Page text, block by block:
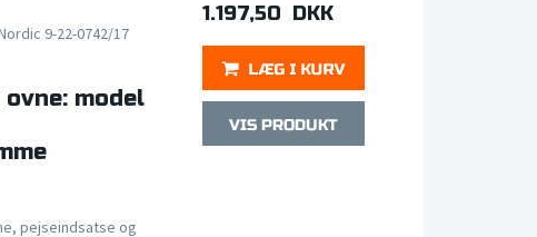
9-22-0742/17
model
pejseindsatse og
1.197,50 DKK